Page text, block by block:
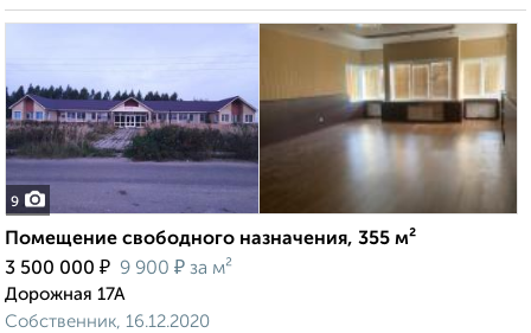
9
Помещение свободного назначения, 355 м²
3 500 000 ₽ 9 900 ₽ за м²
Дорожная 17А
Собственник, 16.12.2020